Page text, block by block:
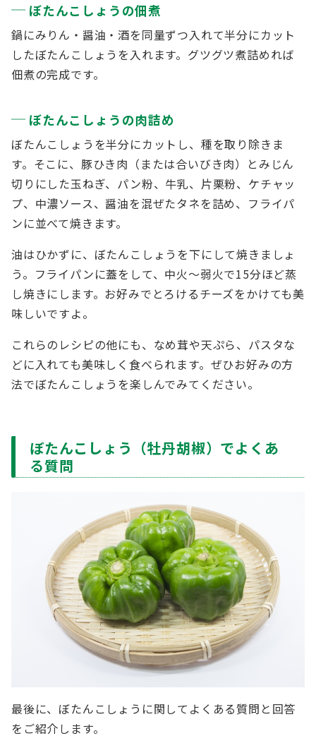
ぼたんこしょうの佃煮
鍋にみりん・醤油・酒を同量ずつ入れて半分にカット
したぼたんこしょうを入れます。グツグツ煮詰めれば
佃煮の完成です。
ぼたんこしょうの肉詰め
ぼたんこしょうを半分にカットし、種を取り除きま
す。そこに、豚ひき肉（または合いびき肉）とみじん
切りにした玉ねぎ、パン粉、牛乳、片栗粉、ケチャッ
プ、中濃ソース、醤油を混ぜたタネを詰め、フライパ
ンに並べて焼きます。
油はひかずに、ぼたんこしょうを下にして焼きましょ
う。フライパンに蓋をして、中火～弱火で15分ほど蒸
し焼きにします。お好みでとろけるチーズをかけても美
味しいですよ。
これらのレシピの他にも、なめ茸や天ぷら、パスタな
どに入れても美味しく食べられます。ぜひお好みの方
法でぼたんこしょうを楽しんでみてください。
ぼたんこしょう（牡丹胡椒）でよくあ
る質問
最後に、ぼたんこしょうに関してよくある質問と回答
をご紹介します。